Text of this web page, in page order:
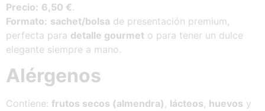
Precio: 6,50 €.
Formato: sachet/bolsa de presentación premium,
perfecta para detalle gourmet o para tener un dulce
elegante siempre a mano.
Alérgenos
Contiene: frutos secos (almendra) , lácteos, huevos y